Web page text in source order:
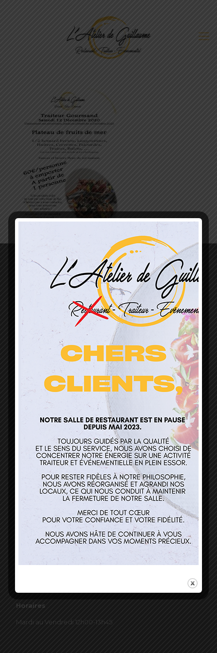
L’Atelier de Guillaume
1 Lieu Dit Sur Les Prés
68160 Sainte Marie Aux Mines
contact@atelierdeguillaume.fr
Nos services
Restaurant
Contact
Horaires
Mardi au Vendredi 12h00-13h45